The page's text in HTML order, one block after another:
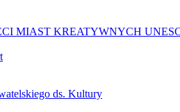
MIAST KREATYWNYCH
ds. Kultury